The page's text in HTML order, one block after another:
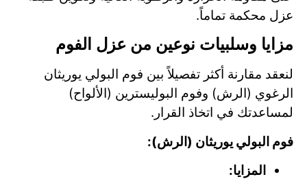
عزل محكمة تماماً.
مزايا وسلبيات نوعين من عزل الفوم
لنعقد مقارنة أكثر تفصيلاً بين فوم البولي يوريثان
الرغوي (الرش) وفوم البوليسترين (الألواح)
لمساعدتك في اتخاذ القرار.
فوم البولي يوريثان (الرش):
المزايا: